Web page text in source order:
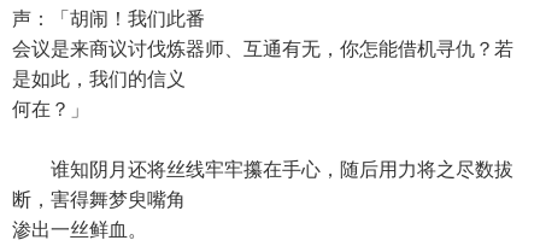
声：「胡闹！我们此番
会议是来商议讨伐炼器师、互通有无，你怎能借机寻仇？若
是如此，我们的信义
何在？」
谁知阴月还将丝线牢牢攥在手心，随后用力将之尽数拔
断，害得舞梦臾嘴角
渗出一丝鲜血。